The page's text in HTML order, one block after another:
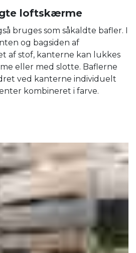
loftskærme
bruges som såkaldte bafler. I
og bagsiden af
af stof, kanterne kan lukkes
eller med slotte. Baflerne
ved kanterne individuelt
kombineret i farve.